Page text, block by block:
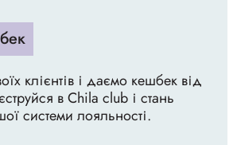
клієнтів і даємо кешбек від
в Chila club і стань
системи лояльності.